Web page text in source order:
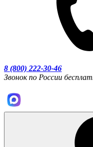
8 (800) 222-30-46
Звонок по России